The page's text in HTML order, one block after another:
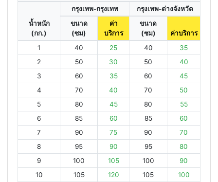
น้ำหนัก
(กก.)
กรุงเทพ-กรุงเทพ
กรุงเทพ-ต่างจังหวัด
ขนาด
(ซม)
ค่า
บริการ
ขนาด
(ซม)
ค่าบริการ
1
40 25 40
35
2
50 30 50
40
3
60 35 60
45
4
70 40 70
50
5
80 45 80
55
6
85 60 85
60
7
90 75 90
70
8
95 90 95
80
9
100 105 100
90
10
105 120 105
100